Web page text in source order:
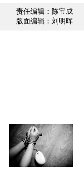
责任编辑：陈宝成
版面编辑：刘明晖